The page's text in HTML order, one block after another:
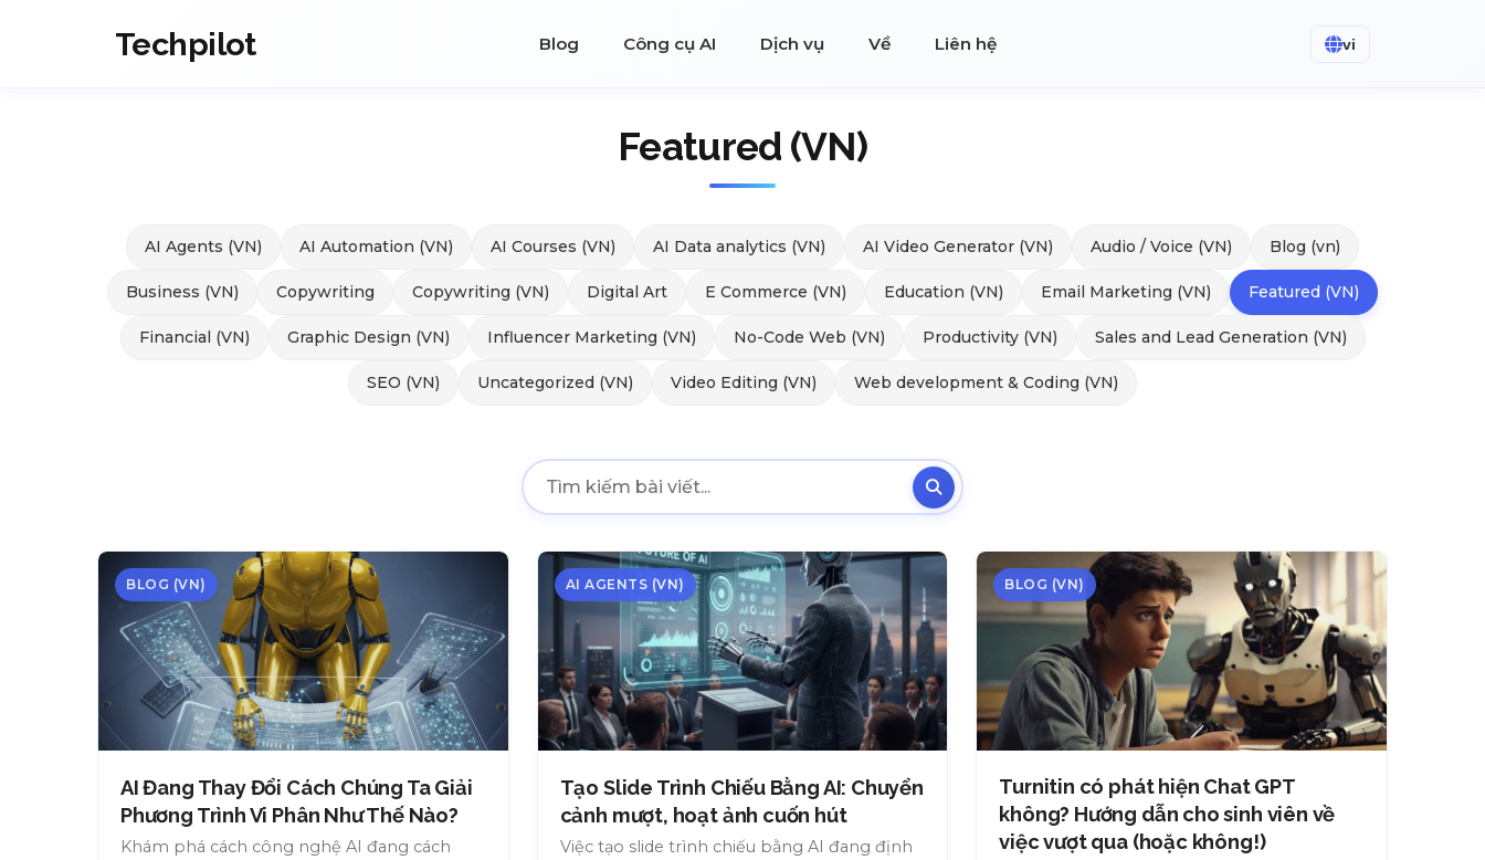
Techpilot Blog Công cụ AI Dịch vụ Về Liên hệ vi
Featured (VN)
AI Agents (VN) AI Automation (VN) AI Courses (VN) AI Data analytics (VN) AI Video Generator (VN) Audio / Voice (VN) Blog (vn)
Business (VN) Copywriting Copywriting (VN) Digital Art E Commerce (VN) Education (VN) Email Marketing (VN) Featured (VN)
Financial (VN) Graphic Design (VN) Influencer Marketing (VN) No-Code Web (VN) Productivity (VN) Sales and Lead Generation (VN)
SEO (VN) Uncategorized (VN) Video Editing (VN) Web development & Coding (VN)
BLOG (VN)
AI Đang Thay Đổi Cách Chúng Ta Giải
Phương Trình Vi Phân Như Thế Nào?
Khám phá cách công nghệ AI đang cách
AI AGENTS (VN)
Tạo Slide Trình Chiếu Bằng AI: Chuyển
cảnh mượt, hoạt ảnh cuốn hút
Việc tạo slide trình chiếu bằng AI đang định
BLOG (VN)
Turnitin có phát hiện Chat GPT
không? Hướng dẫn cho sinh viên về
việc vượt qua (hoặc không!)